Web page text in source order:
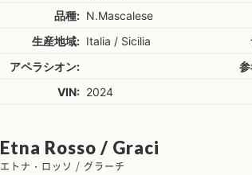
品種: N.Mascalese
生産地域: Italia / Sicilia
アペラシオン:
VIN: 2024
Etna Rosso / Graci
エトナ・ロッソ / グラーチ